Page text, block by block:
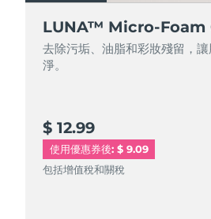
LUNA™ Micro-Foam
去除污垢、油脂和彩妝殘留，
淨。
$ 12.99
使用優惠券後: $ 9.09
包括增值稅和關稅
LUNA™ Micro-Foam
去除污垢、油脂和彩妝殘留，
淨。
$ 44.9
包括增值稅和關稅